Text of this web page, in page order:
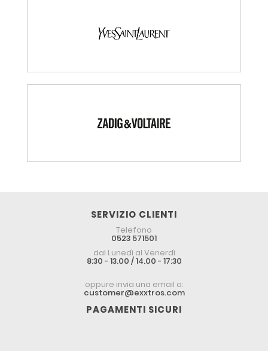
SERVIZIO CLIENTI
Telefono
0523 571501
dal Lunedì al Venerdì
8:30 - 13.00 / 14.00 - 17:30
oppure invia una email a:
customer@exxtros.com
PAGAMENTI SICURI